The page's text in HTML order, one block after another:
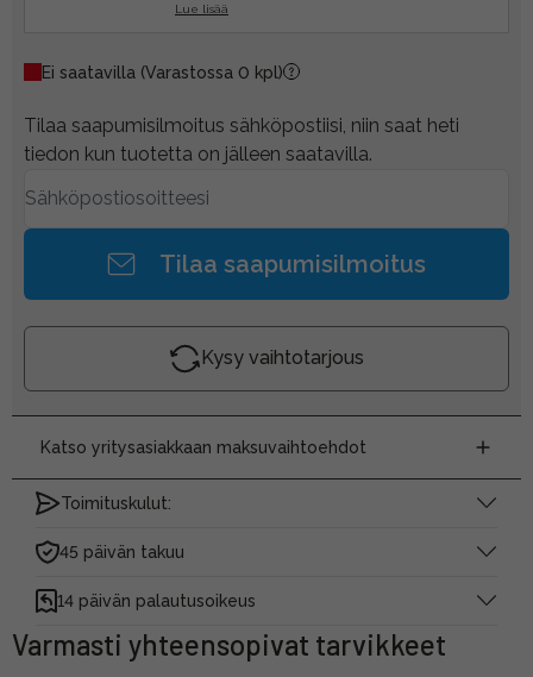
Lue lisää
Ei saatavilla (Varastossa 0 kpl)
Tilaa saapumisilmoitus sähköpostiisi, niin saat heti
tiedon kun tuotetta on jälleen saatavilla.
Tilaa saapumisilmoitus
Kysy vaihtotarjous
Katso yritysasiakkaan maksuvaihtoehdot
Toimituskulut:
45 päivän takuu
14 päivän palautusoikeus
Varmasti yhteensopivat tarvikkeet